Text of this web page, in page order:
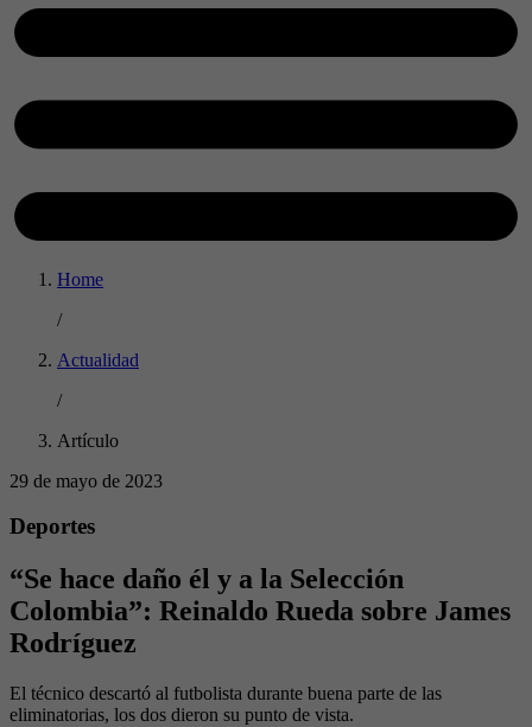
Home
/
Actualidad
/
Artículo
29 de mayo de 2023
Deportes
“Se hace daño él y a la Selección
Colombia”: Reinaldo Rueda sobre James
Rodríguez
El técnico descartó al futbolista durante buena parte de las
eliminatorias, los dos dieron su punto de vista.